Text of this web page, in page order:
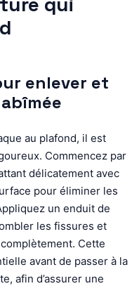
enlever et
au plafond, il est
Commencez par
délicatement avec
pour éliminer les
un enduit de
les fissures et
Cette
avant de passer à la
afin d’assurer une